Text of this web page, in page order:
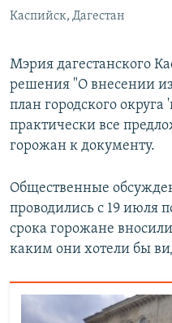
Все сайты РСЕ/РС
Каспийск, Дагестан
Мэрия дагестанского
решения "О внесении
план городского
практически все
горожан к документу.
Общественные
проводились с 19 июля
срока горожане
каким они хотели бы